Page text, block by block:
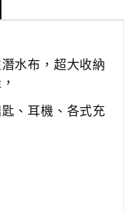
水布，超大收納
、耳機、各式充